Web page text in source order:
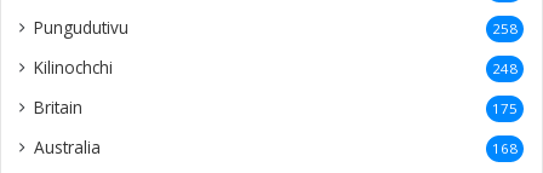
Pungudutivu 258
Kilinochchi 248
Britain 175
Australia 168